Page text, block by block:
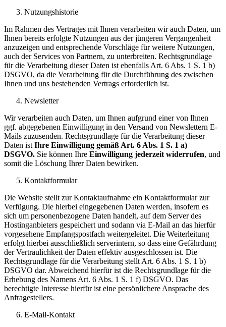
Nutzungshistorie
Im Rahmen des Vertrages mit Ihnen verarbeiten wir auch Daten, um
Ihnen bereits erfolgte Nutzungen aus der jüngeren Vergangenheit
anzuzeigen und entsprechende Vorschläge für weitere Nutzungen,
auch der Services von Partnern, zu unterbreiten. Rechtsgrundlage
für die Verarbeitung dieser Daten ist ebenfalls Art. 6 Abs. 1 S. 1 b)
DSGVO, da die Verarbeitung für die Durchführung des zwischen
Ihnen und uns bestehenden Vertrags erforderlich ist.
Newsletter
Wir verarbeiten auch Daten, um Ihnen aufgrund einer von Ihnen
ggf. abgegebenen Einwilligung in den Versand von Newslettern E-
Mails zuzusenden. Rechtsgrundlage für die Verarbeitung dieser
Daten ist Ihre Einwilligung gemäß Art. 6 Abs. 1 S. 1 a)
DSGVO. Sie können Ihre Einwilligung jederzeit widerrufen, und
somit die Löschung Ihrer Daten bewirken.
Kontaktformular
Die Website stellt zur Kontaktaufnahme ein Kontaktformular zur
Verfügung. Die hierbei eingegebenen Daten werden, insofern es
sich um personenbezogene Daten handelt, auf dem Server des
Hostinganbieters gespeichert und sodann via E-Mail an das hierfür
vorgesehene Empfangspostfach weitergeleitet. Die Weiterleitung
erfolgt hierbei ausschließlich serverintern, so dass eine Gefährdung
der Vertraulichkeit der Daten effektiv ausgeschlossen ist. Die
Rechtsgrundlage für die Verarbeitung stellt Art. 6 Abs. 1 S. 1 b)
DSGVO dar. Abweichend hierfür ist die Rechtsgrundlage für die
Erhebung des Namens Art. 6 Abs. 1 S. 1 f) DSGVO. Das
berechtigte Interesse hierfür ist eine persönlichere Ansprache des
Anfragestellers.
E-Mail-Kontakt